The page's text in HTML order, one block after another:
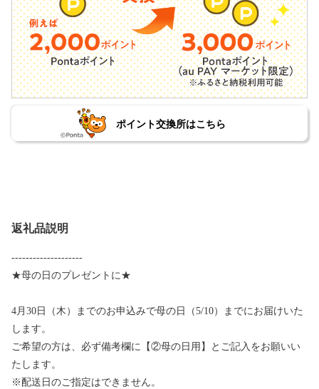
ポイント交換所はこちら
返礼品説明
--------------------
★母の日のプレゼントに★
4月30日（木）までのお申込みで母の日（5/10）までにお届けいた
します。
ご希望の方は、必ず備考欄に【②母の日用】とご記入をお願いい
たします。
※配送日のご指定はできません。